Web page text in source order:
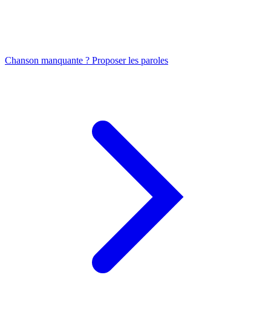
Chanson manquante ? Proposer les paroles